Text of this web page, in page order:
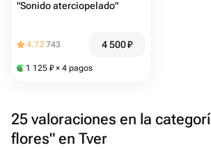
"Sonido aterciopelado"
4.72743 4 500₽
1 125 ₽ × 4 pagos
25 valoraciones en la
flores" en Tver